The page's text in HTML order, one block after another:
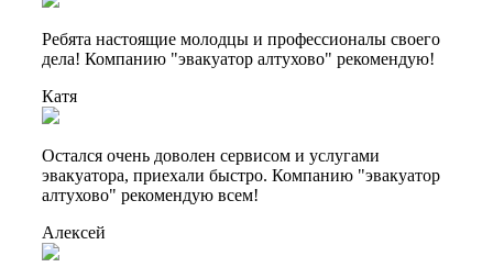
Ребята настоящие молодцы и профессионалы своего
дела! Компанию "эвакуатор алтухово" рекомендую!
Катя
Остался очень доволен сервисом и услугами
эвакуатора, приехали быстро. Компанию "эвакуатор
алтухово" рекомендую всем!
Алексей